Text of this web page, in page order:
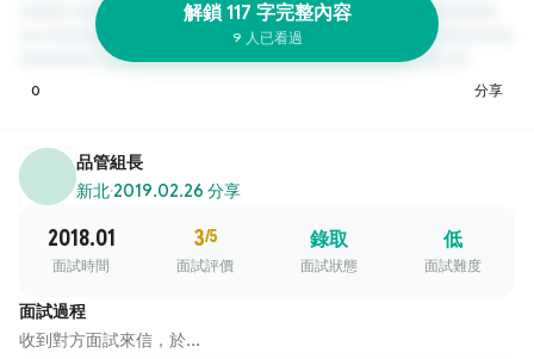
解鎖 117 字完整內容
9 人已看過
0 分享
品管組長
新北·2019.02.26 分享
2018.01
面試時間
3/5
面試評價
錄取
面試狀態
低
面試難度
面試過程
收到對方面試來信，於...